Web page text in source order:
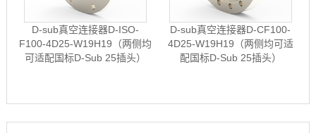
D-sub真空连接器D-ISO-
F100-4D25-W19H19（两侧均
可适配国标D-Sub 25插头）
D-sub真空连接器D-CF100-
4D25-W19H19（两侧均可适
配国标D-Sub 25插头）